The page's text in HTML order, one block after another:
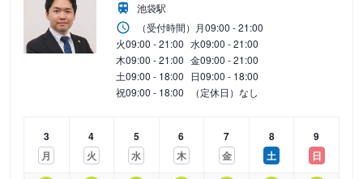
池袋駅
（受付時間） 月09:00 - 21:00
火09:00 - 21:00 水09:00 - 21:00
木09:00 - 21:00 金09:00 - 21:00
土09:00 - 18:00 日09:00 - 18:00
祝09:00 - 18:00 （定休日）なし
3
月
4
火
5
水
6
木
7
金
8
土
9
日